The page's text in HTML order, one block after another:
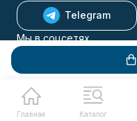
Главная Каталог
Telegram
Мы в соцсетях
Мы на маркетплейсах